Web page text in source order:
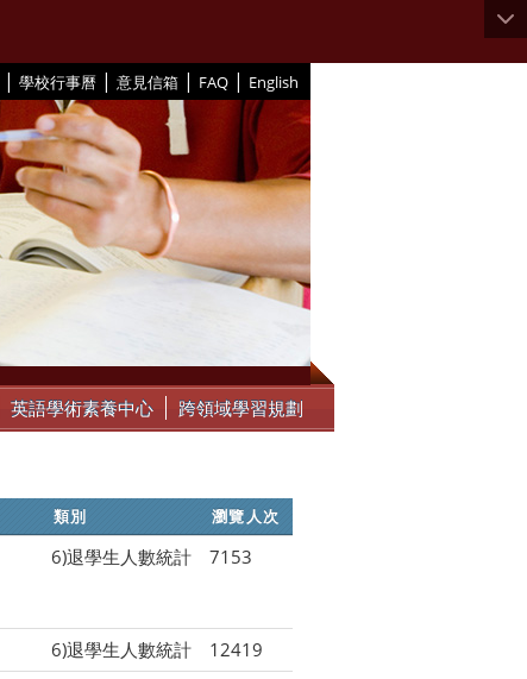
| 學校行事曆 | 意見信箱 | FAQ | English
英語學術素養中心 跨領域學習規劃
類別 瀏覽人次
6)退學生人數統計 7153
6)退學生人數統計
12419